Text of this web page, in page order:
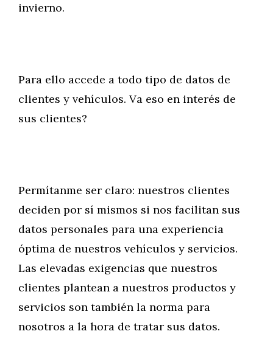
invierno.
Para ello accede a todo tipo de datos de
clientes y vehículos. Va eso en interés de
sus clientes?
Permítanme ser claro: nuestros clientes
deciden por sí mismos si nos facilitan sus
datos personales para una experiencia
óptima de nuestros vehículos y servicios.
Las elevadas exigencias que nuestros
clientes plantean a nuestros productos y
servicios son también la norma para
nosotros a la hora de tratar sus datos.